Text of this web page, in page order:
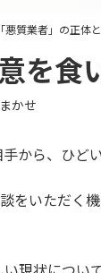
質業者」の正体
を食
かせ
から、ひど
をいただく